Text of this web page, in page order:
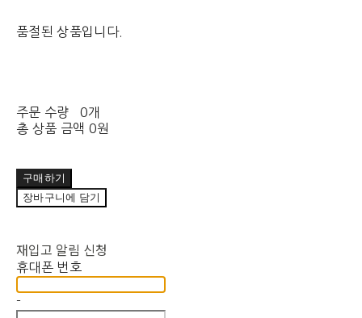
품절된 상품입니다.
주문 수량
0개
총 상품 금액 0원
구매하기
장바구니에 담기
재입고 알림 신청
휴대폰 번호
-